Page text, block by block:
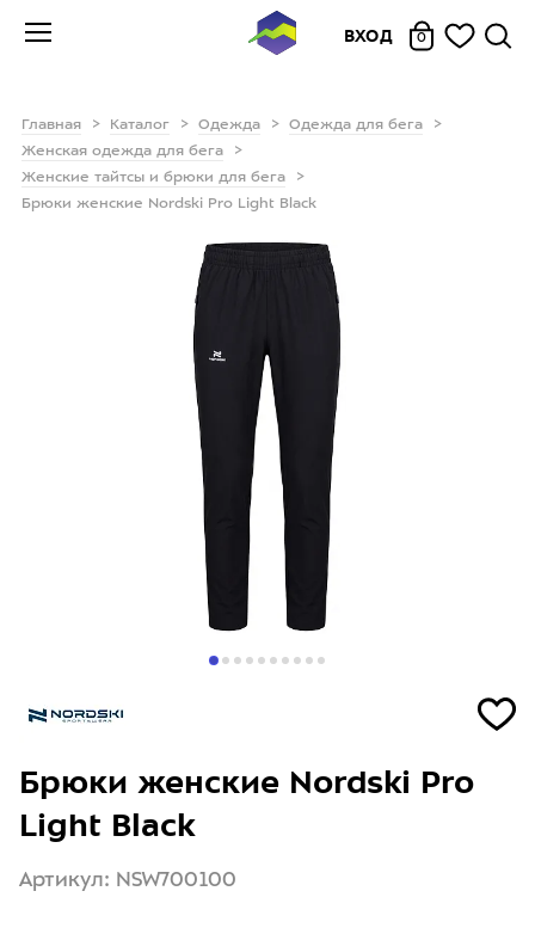
ВХОД 0
Главная Каталог Одежда
Одежда для бега
Женская одежда для бега
Женские тайтсы и брюки для бега
Брюки женские Nordski Pro Light Black
Брюки женские Nordski Pro
Light Black
Артикул: NSW700100